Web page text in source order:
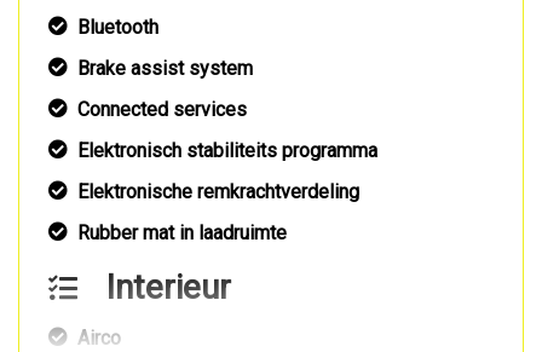
Bluetooth
Brake assist system
Connected services
Elektronisch stabiliteits programma
Elektronische remkrachtverdeling
Rubber mat in laadruimte
Interieur
Airco